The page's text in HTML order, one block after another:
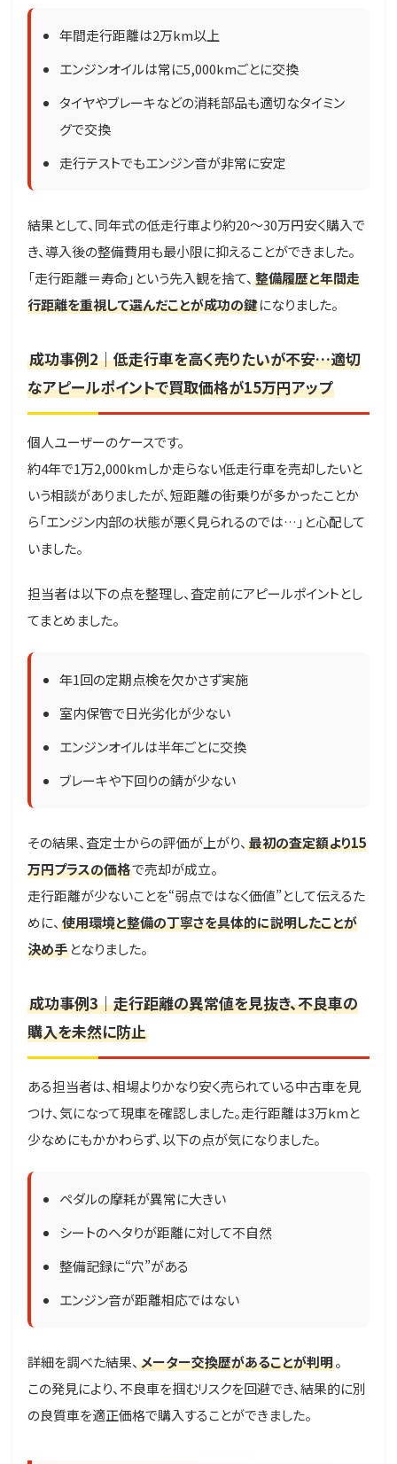
年間走行距離は2万km以上
エンジンオイルは常に5,000kmごとに交換
タイヤやブレーキなどの消耗部品も適切なタイミン
グで交換
走行テストでもエンジン音が非常に安定
結果として、同年式の低走行車より約20〜30万円安く購入で
き、導入後の整備費用も最小限に抑えることができました。
「走行距離＝寿命」という先入観を捨て、 整備履歴と年間走
行距離を重視して選んだことが成功の鍵になりました。
成功事例2｜低走行車を高く売りたいが不安…適切
なアピールポイントで買取価格が15万円アップ
個人ユーザーのケースです。
約4年で1万2,000kmしか走らない低走行車を売却したいと
いう相談がありましたが、短距離の街乗りが多かったことか
ら「エンジン内部の状態が悪く見られるのでは…」と心配して
いました。
担当者は以下の点を整理し、査定前にアピールポイントとし
てまとめました。
年1回の定期点検を欠かさず実施
室内保管で日光劣化が少ない
エンジンオイルは半年ごとに交換
ブレーキや下回りの錆が少ない
その結果、査定士からの評価が上がり、 最初の査定額より15
万円プラスの価格で売却が成立。
走行距離が少ないことを“弱点ではなく価値”として伝えるた
めに、 使用環境と整備の丁寧さを具体的に説明したことが
決め手 となりました。
成功事例3｜走行距離の異常値を見抜き、不良車の
購入を未然に防止
ある担当者は、相場よりかなり安く売られている中古車を見
つけ、気になって現車を確認しました。走行距離は3万kmと
少なめにもかかわらず、以下の点が気になりました。
ペダルの摩耗が異常に大きい
シートのヘタりが距離に対して不自然
整備記録に“穴”がある
エンジン音が距離相応ではない
詳細を調べた結果、 メーター交換歴があることが判明。
この発見により、不良車を掴むリスクを回避でき、結果的に別
の良質車を適正価格で購入することができました。